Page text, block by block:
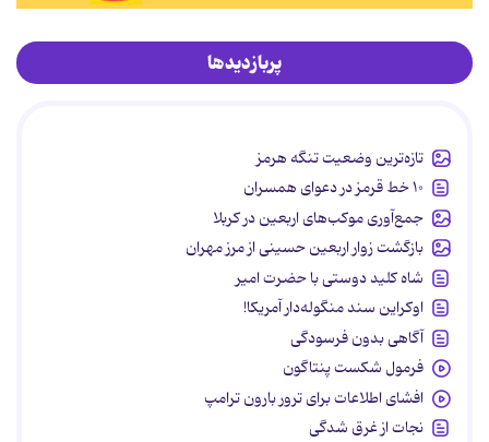
پربازدیدها
تازه‌ترین وضعیت تنگه هرمز
۱۰ خط قرمز در دعوای همسران
جمع‌آوری موکب‌های اربعین در کربلا
بازگشت زوار اربعین حسینی از مرز مهران
شاه کلید دوستی با حضرت امیر
اوکراین سند منگوله‌دار آمریکا!
آگاهی بدون فرسودگی
فرمول شکست پنتاگون
افشای اطلاعات برای ترور بارون ترامپ
نجات از غرق شدگی